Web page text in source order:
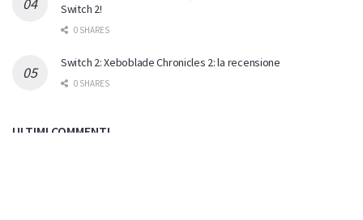
Switch 2!
0 SHARES
Switch 2: Xeboblade Chronicles 2: la recensione
0 SHARES
ULTIMI COMMENTI